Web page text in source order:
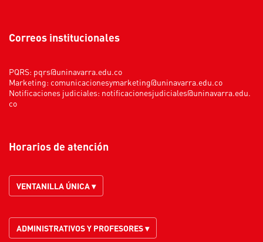
Correos institucionales
PQRS: pqrs@uninavarra.edu.co
Marketing: comunicacionesymarketing@uninavarra.edu.co
Notificaciones judiciales: notificacionesjudiciales@uninavarra.edu.
co
Horarios de atención
VENTANILLA ÚNICA ▾
ADMINISTRATIVOS Y PROFESORES ▾